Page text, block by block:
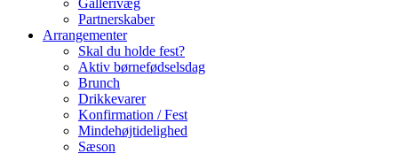
Gallerivæg
Partnerskaber
Arrangementer
Skal du holde fest?
Aktiv børnefødselsdag
Brunch
Drikkevarer
Konfirmation / Fest
Mindehøjtidelighed
Sæson